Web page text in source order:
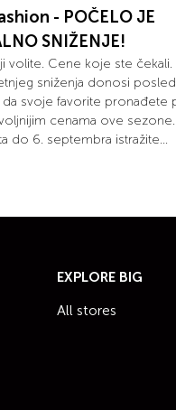
- POČELO JE
SNIŽENJE!
volite. Cene koje ste čekali.
sniženja donosi
da svoje favorite pronađete
cenama ove
do 6. septembra istražite...
EXPLORE BIG
All stores